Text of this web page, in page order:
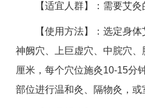
【适宜人群】：需要艾
【使用方法】：选定身
神阙穴、上巨虚穴、中脘穴
厘米，每个穴位施灸10-15分
部位进行温和灸、隔物灸，或